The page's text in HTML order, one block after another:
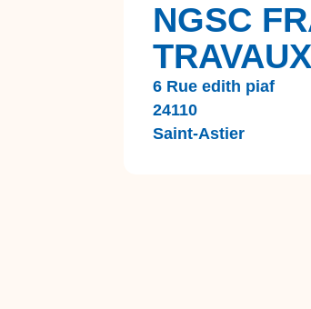
NGSC
TRAVAUX
6 Rue edith piaf
24110
Saint-Astier